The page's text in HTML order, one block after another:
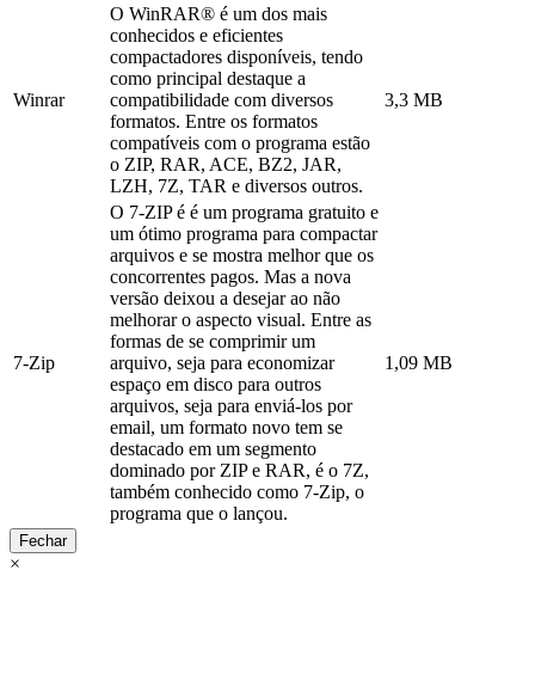
Winrar
O WinRAR® é um dos mais
conhecidos e eficientes
compactadores disponíveis, tendo
como principal destaque a
compatibilidade com diversos
formatos. Entre os formatos
compatíveis com o programa estão
o ZIP, RAR, ACE, BZ2, JAR,
LZH, 7Z, TAR e diversos outros.
3,3 MB
7-Zip
O 7-ZIP é é um programa gratuito e
um ótimo programa para compactar
arquivos e se mostra melhor que os
concorrentes pagos. Mas a nova
versão deixou a desejar ao não
melhorar o aspecto visual. Entre as
formas de se comprimir um
arquivo, seja para economizar
espaço em disco para outros
arquivos, seja para enviá-los por
email, um formato novo tem se
destacado em um segmento
dominado por ZIP e RAR, é o 7Z,
também conhecido como 7-Zip, o
programa que o lançou.
1,09 MB
Fechar
×